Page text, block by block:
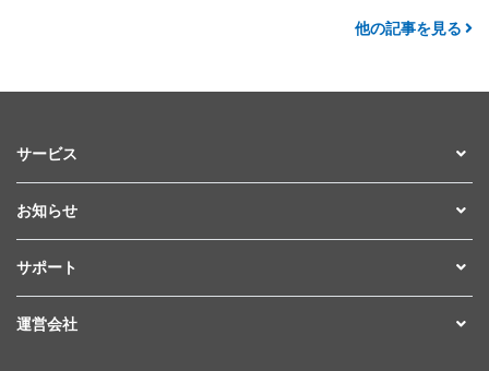
他の記事を見る
サービス
お知らせ
サポート
運営会社